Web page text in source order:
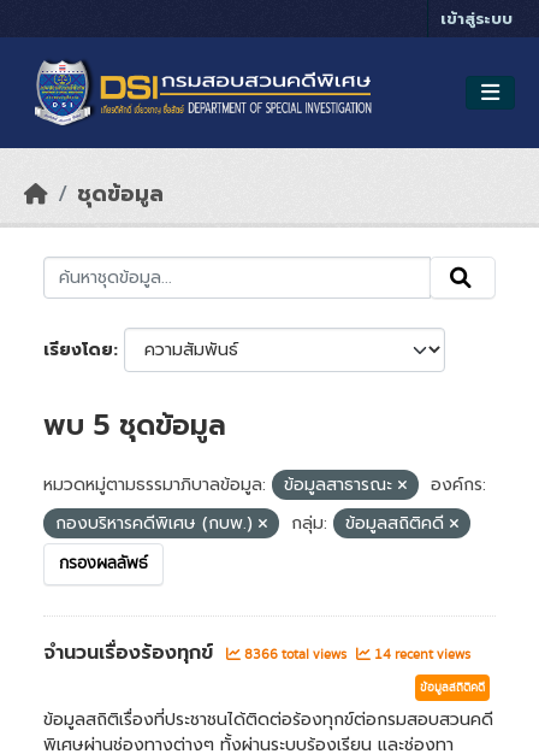
เข้าสู่ระบบ
ชุดข้อมูล
เรียงโดย
พบ 5 ชุดข้อมูล
หมวดหมู่ตามธรรมาภิบาลข้อมูล: ข้อมูลสาธารณะ
องค์กร:
กองบริหารคดีพิเศษ (กบพ.)
กลุ่ม: ข้อมูลสถิติคดี
กรองผลลัพธ์
จำนวนเรื่องร้องทุกข์ 8366 total views 14 recent views
ข้อมูลสถิติคดี
ข้อมูลสถิติเรื่องที่ประชาชนได้ติดต่อร้องทุกข์ต่อกรมสอบสวนคดี
พิเศษผ่านช่องทางต่างๆ ทั้งผ่านระบบร้องเรียน และช่องทา